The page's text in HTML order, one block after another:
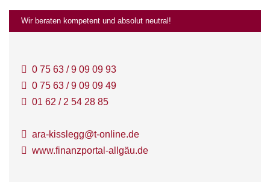
Wir beraten kompetent und absolut neutral!
0 75 63 / 9 09 09 93
0 75 63 / 9 09 09 49
01 62 / 2 54 28 85
ara-kisslegg@t-online.de
www.finanzportal-allgäu.de